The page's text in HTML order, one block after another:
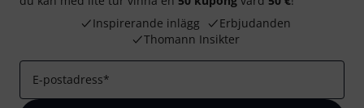
Inspirerande inlägg
Erbjudanden
Thomann Insikter
E-postadress*